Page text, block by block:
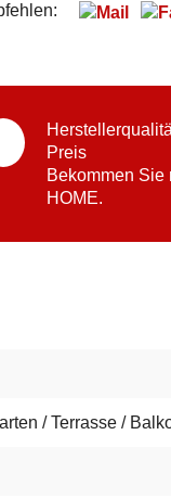
Preis
Bekommen Sie
HOME.
/ Terrasse /